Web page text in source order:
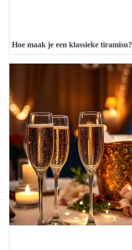
Hoe maak je een klassieke tiramisu?